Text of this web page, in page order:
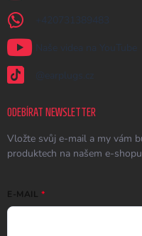
+420731389483
Naše videa na YouTube
@earplugs.cz
ODEBÍRAT NEWSLETTER
Vložte svůj e-mail a my vám
produktech na našem e-
E-MAIL